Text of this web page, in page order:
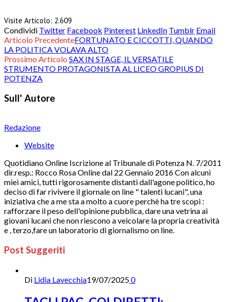
Visite Articolo: 2.609
Condividi Twitter Facebook Pinterest LinkedIn Tumblr Email
Articolo PrecedenteFORTUNATO E CICCOTTI, QUANDO
LA POLITICA VOLAVA ALTO
Prossimo Articolo SAX IN STAGE, IL VERSATILE
STRUMENTO PROTAGONISTA AL LICEO GROPIUS DI
POTENZA
Sull' Autore
Redazione
Website
Quotidiano Online Iscrizione al Tribunale di Potenza N. 7/2011
dir.resp.: Rocco Rosa Online dal 22 Gennaio 2016 Con alcuni
miei amici, tutti rigorosamente distanti dall'agone politico, ho
deciso di far rivivere il giornale on line " talenti lucani", una
iniziativa che a me sta a molto a cuore perchè ha tre scopi :
rafforzare il peso dell'opinione pubblica, dare una vetrina ai
giovani lucani che non riescono a veicolare la propria creatività
e , terzo,fare un laboratorio di giornalismo on line.
Post Suggeriti
Di Lidia Lavecchia19/07/20250